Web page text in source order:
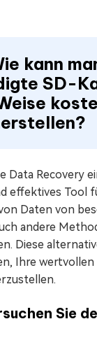
kann
SD-
Data Recovery
effektives Tool
Daten von
andere
Diese
Ihre wertvollen
Sie